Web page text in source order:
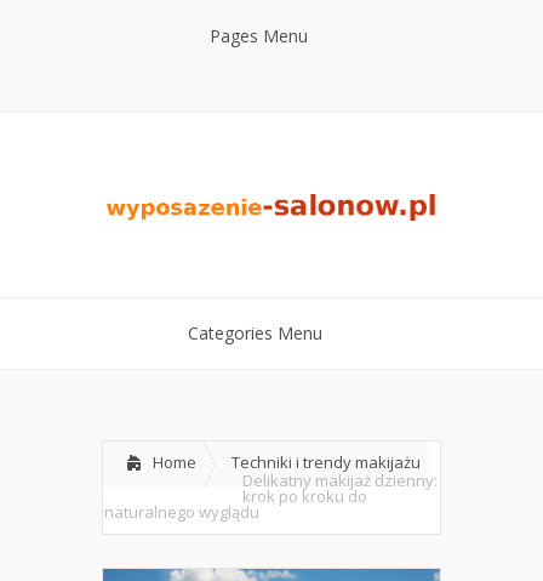
Pages Menu
Categories Menu
Home
Techniki i trendy makijażu
Delikatny makijaż dzienny:
krok po kroku do
naturalnego wyglądu